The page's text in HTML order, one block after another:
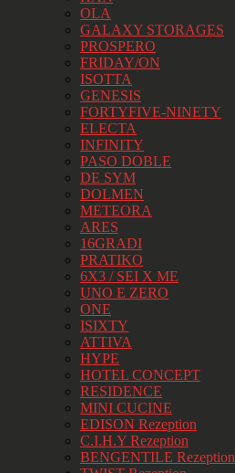
OLA
GALAXY STORAGES
PROSPERO
FRIDAY/ON
ISOTTA
GENESIS
FORTYFIVE-NINETY
ELECTA
INFINITY
PASO DOBLE
DE SYM
DOLMEN
METEORA
ARES
16GRADI
PRATIKO
6X3 / SEI X ME
UNO E ZERO
ONE
ISIXTY
ATTIVA
HYPE
HOTEL CONCEPT
RESIDENCE
MINI CUCINE
EDISON Rezeption
C.I.H.Y Rezeption
BENGENTILE Rezeption